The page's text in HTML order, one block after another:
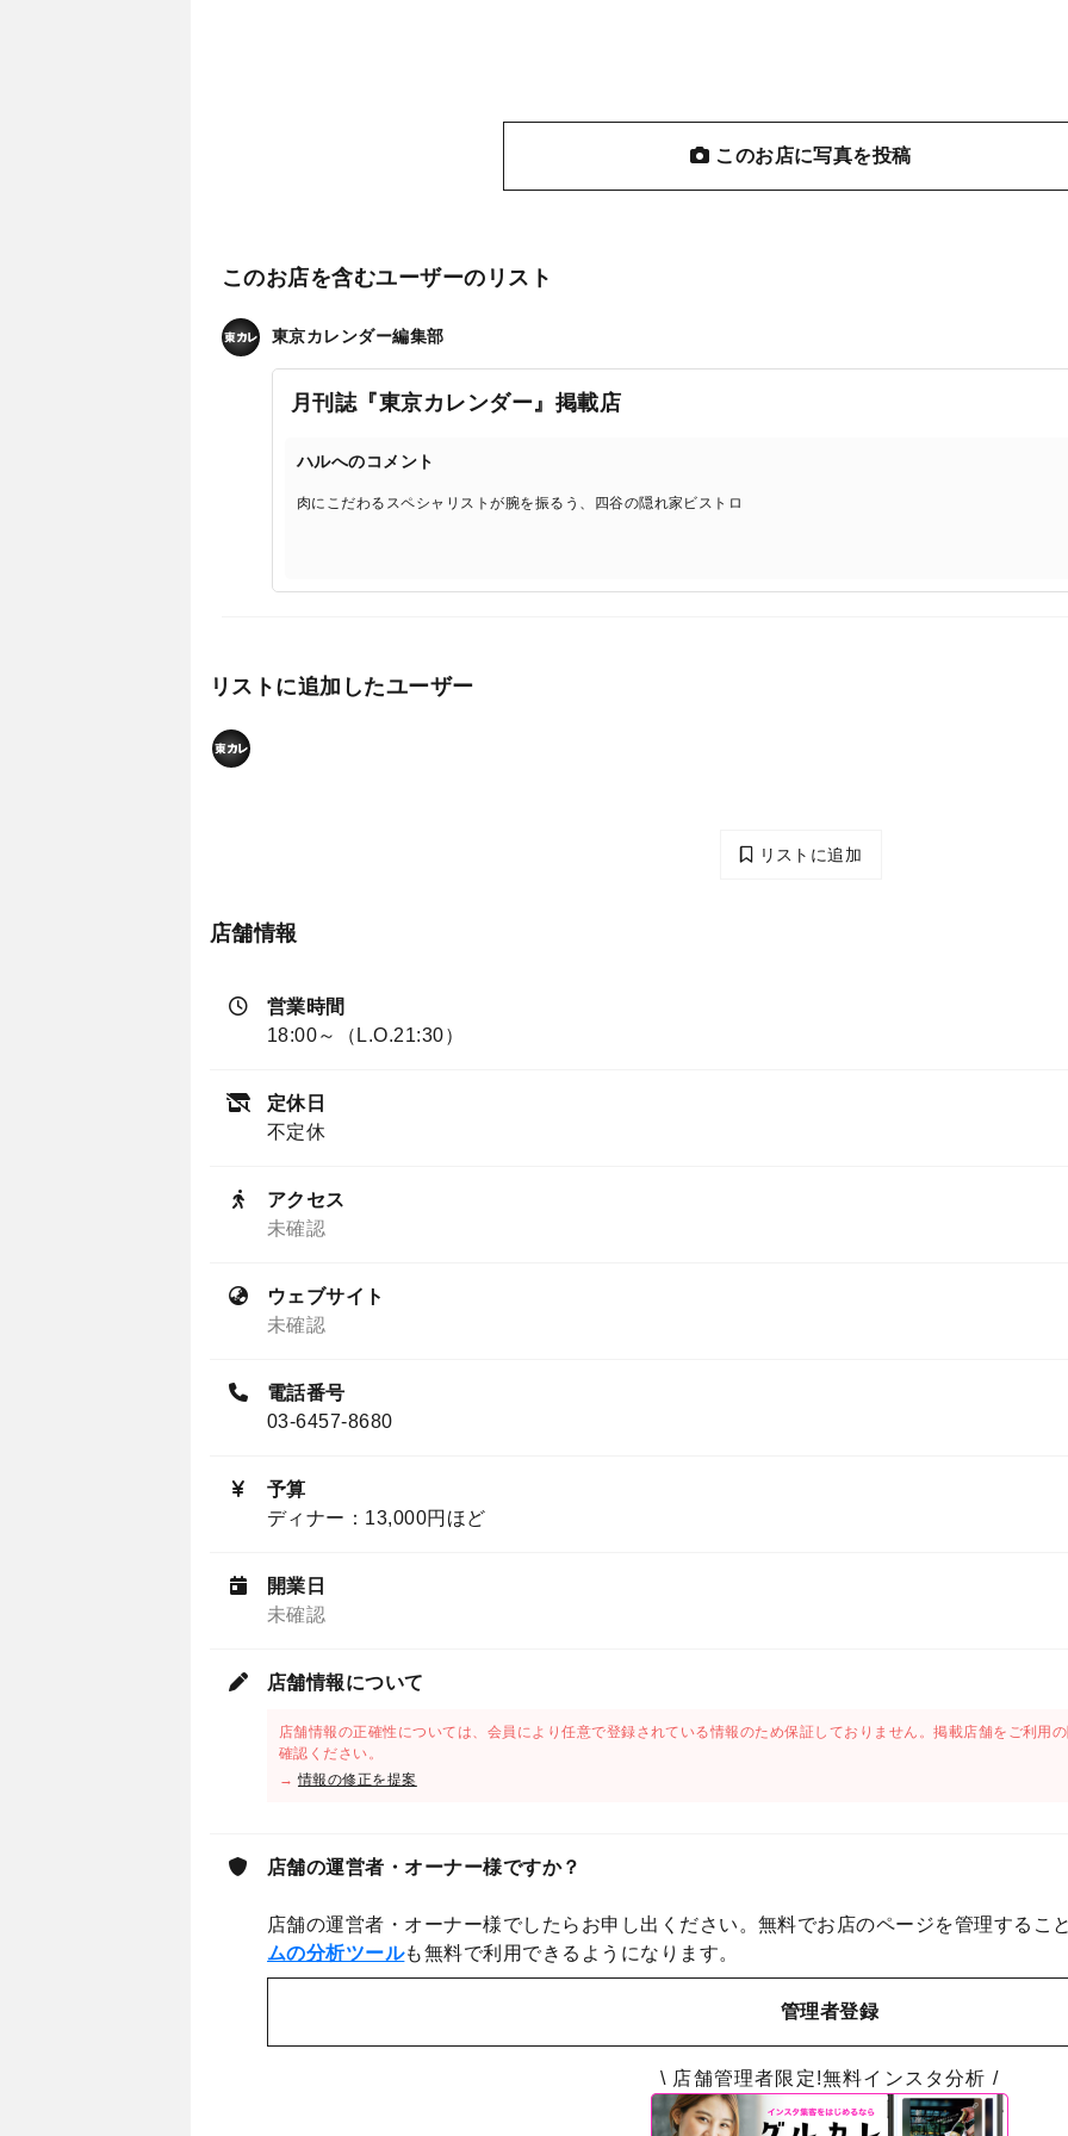
このお店に写真を投稿
このお店を含むユーザーのリスト
東京カレンダー編集部
月刊誌『東京カレンダー』掲載店
ハルへのコメント
肉にこだわるスペシャリストが腕を振るう、四谷の隠れ家ビストロ
リストに追加したユーザー
リストに追加
店舗情報
営業時間
18:00～（L.O.21:30）
定休日
不定休
アクセス
未確認
ウェブサイト
未確認
電話番号
03-6457-8680
予算
ディナー：13,000円ほど
開業日
未確認
店舗情報について
店舗情報の正確性については、会員により任意で登録されている情報のため保証しておりません。掲載店舗をご利用
確認ください。
→情報の修正を提案
店舗の運営者・オーナー様ですか？
店舗の運営者・オーナー様でしたらお申し出ください。無料でお店のページを管理するこ
ムの分析ツールも無料で利用できるようになります。
管理者登録
\ 店舗管理者限定!無料インスタ分析 /